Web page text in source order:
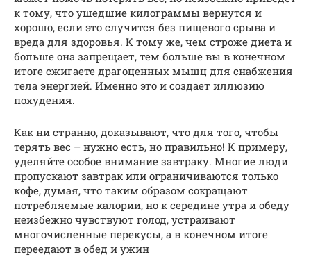
к тому, что ушедшие килограммы вернутся и
хорошо, если это случится без пищевого срыва и
вреда для здоровья. К тому же, чем строже диета и
больше она запрещает, тем больше вы в конечном
итоге сжигаете драгоценных мышц для снабжения
тела энергией. Именно это и создает иллюзию
похудения.
Как ни странно, доказывают, что для того, чтобы
терять вес – нужно есть, но правильно! К примеру,
уделяйте особое внимание завтраку. Многие люди
пропускают завтрак или ограничиваются только
кофе, думая, что таким образом сокращают
потребляемые калории, но к середине утра и обеду
неизбежно чувствуют голод, устраивают
многочисленные перекусы, а в конечном итоге
переедают в обед и ужин